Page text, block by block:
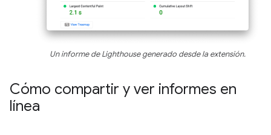
Un informe de Lighthouse generado desde la extensión.
Cómo compartir y ver informes en
línea